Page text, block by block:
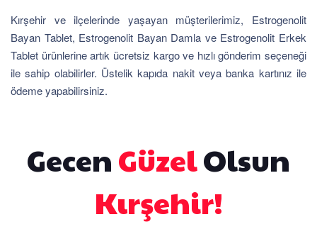
Kırşehir ve ilçelerinde yaşayan müşterilerimiz, Estrogenolit
Bayan Tablet, Estrogenolit Bayan Damla ve Estrogenolit Erkek
Tablet ürünlerine artık ücretsiz kargo ve hızlı gönderim seçeneği
ile sahip olabilirler. Üstelik kapıda nakit veya banka kartınız ile
ödeme yapabilirsiniz.
GecenGüzelOlsun
Kırşehir!